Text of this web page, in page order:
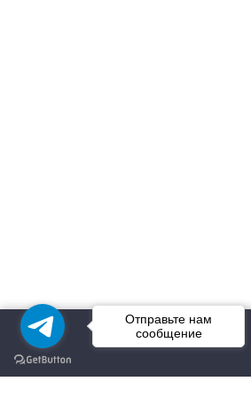
Отправьте нам
сообщение